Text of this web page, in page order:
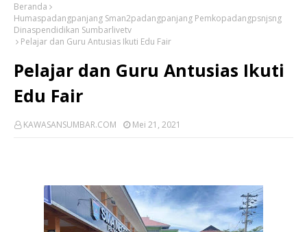
Beranda
Humaspadangpanjang Sman2padangpanjang Pemkopadangpsnjsng
Dinaspendidikan Sumbarlivetv
Pelajar dan Guru Antusias Ikuti Edu Fair
Pelajar dan Guru Antusias Ikuti
Edu Fair
KAWASANSUMBAR.COM Mei 21, 2021